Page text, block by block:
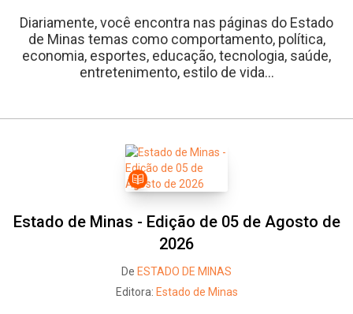
Diariamente, você encontra nas páginas do Estado
de Minas temas como comportamento, política,
economia, esportes, educação, tecnologia, saúde,
entretenimento, estilo de vida...
Estado de Minas - Edição de 05 de Agosto de
2026
De ESTADO DE MINAS
Editora: Estado de Minas